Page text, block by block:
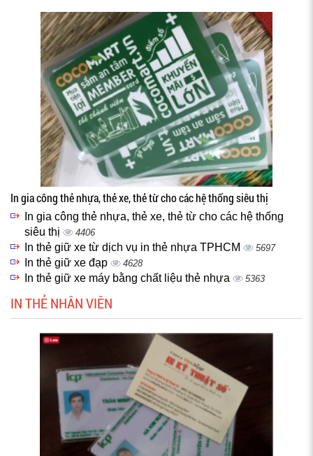
In gia công thẻ nhựa, thẻ xe, thẻ từ cho các hệ thống siêu thị
In gia công thẻ nhựa, thẻ xe, thẻ từ cho các hệ thống
siêu thị
4406
In thẻ giữ xe từ dịch vụ in thẻ nhựa TPHCM 5697
In thẻ giữ xe đạp 4628
In thẻ giữ xe máy bằng chất liệu thẻ nhựa 5363
IN THẺ NHÂN VIÊN